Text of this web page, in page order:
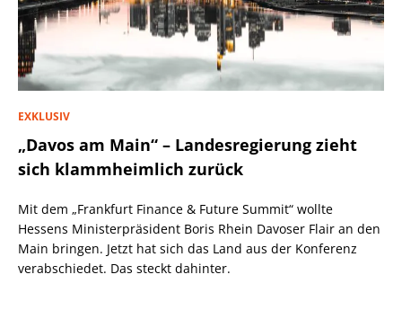
EXKLUSIV
„Davos am Main“ – Landesregierung zieht
sich klammheimlich zurück
Mit dem „Frankfurt Finance & Future Summit“ wollte
Hessens Ministerpräsident Boris Rhein Davoser Flair an den
Main bringen. Jetzt hat sich das Land aus der Konferenz
verabschiedet. Das steckt dahinter.